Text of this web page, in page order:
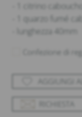
- 1 citrino
- 1 quarzo fumé
- lunghezza 40mm
Confezione di